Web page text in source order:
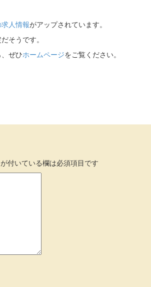
人情報がアップされています。
そうです。
ぜひホームページをご覧ください。
が付いている欄は必須項目です